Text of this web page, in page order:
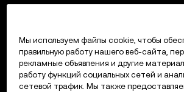
Мы используем файлы cookie, чтобы
правильную работу нашего веб-сайта,
рекламные объявления и другие
работу функций социальных сетей и
сетевой трафик. Мы также